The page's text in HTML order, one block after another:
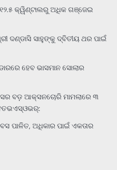
କ୍ୱିଣ୍ଟାଲରୁ ଅଧିକ ଗଞ୍ଜେଇ
ଦଣ୍ଡାସି ସାହୁଙ୍କୁ ଦ୍ବିତୀୟ ଥର ପାଇଁ
ହେବ ଭାସମାନ ସୋଲାର
ବଡ଼ ଆକ୍ସନଚୋରି ମାମଲାରେ ୩
ପାଳିତ, ଅଧିକାର ପାଇଁ ଏକତାର